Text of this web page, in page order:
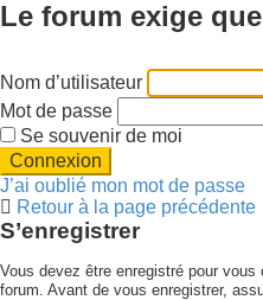
Le forum exige
Nom d’utilisateur
Mot de passe
Se souvenir de moi
J’ai oublié mon mot de passe
Retour à la page précédente
S’enregistrer
Vous devez être enregistré pour
forum. Avant de vous enregistrer,